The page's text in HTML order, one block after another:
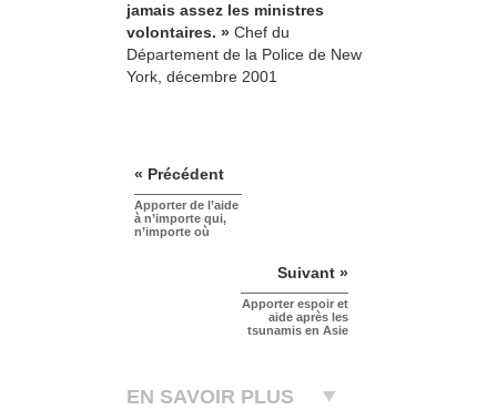
jamais assez les ministres
volontaires. » Chef du
Département de la Police de New
York, décembre 2001
« Précédent
Apporter de l’aide
à n’importe qui,
n’importe où
Suivant »
Apporter espoir et
aide après les
tsunamis en Asie
EN SAVOIR PLUS